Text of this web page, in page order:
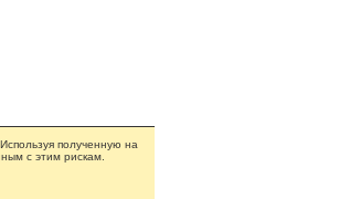
полученную на
с этим рискам.